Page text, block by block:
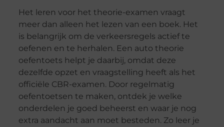
Het leren voor het theorie-examen vraagt
meer dan alleen het lezen van een boek. Het
is belangrijk om de verkeersregels actief te
oefenen en te herhalen. Een auto theorie
oefentoets helpt je daarbij, omdat deze
dezelfde opzet en vraagstelling heeft als het
officiële CBR-examen. Door regelmatig
oefentoetsen te maken, ontdek je welke
onderdelen je goed beheerst en waar je nog
extra aandacht aan moet besteden. Zo leer je